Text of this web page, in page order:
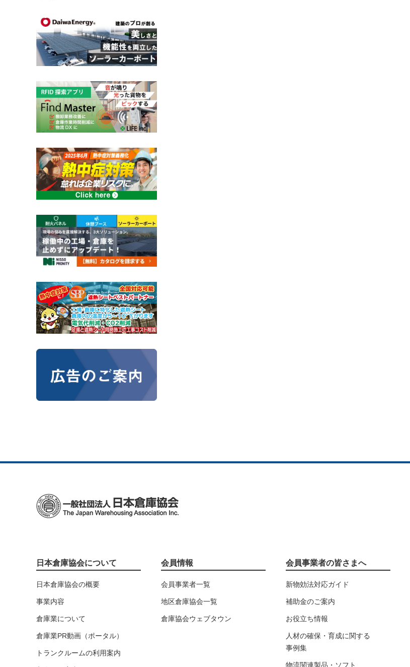
日本倉庫協会について
日本倉庫協会の概要
事業内容
倉庫業について
倉庫業PR動画（ポータル）
トランクルームの利用案内
会員情報
会員事業者一覧
地区倉庫協会一覧
倉庫協会ウェブタウン
会員事業者の皆さまへ
新物効法対応ガイド
補助金のご案内
お役立ち情報
人材の確保・育成に関する
事例集
物流関連製品・ソフト